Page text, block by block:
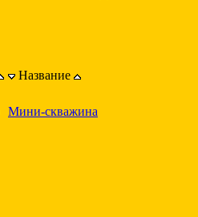
Название
Мини-скважина